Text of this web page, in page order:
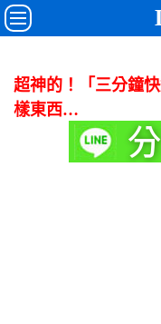
超神的！「三分鐘
樣東西…